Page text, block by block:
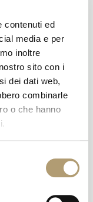
contenuti ed
media e per
inoltre
sito con i
dei dati web,
combinarle
o che hanno